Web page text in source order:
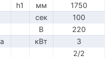
h1 мм
1750
сек
100
В
220
кВт
3
2/2